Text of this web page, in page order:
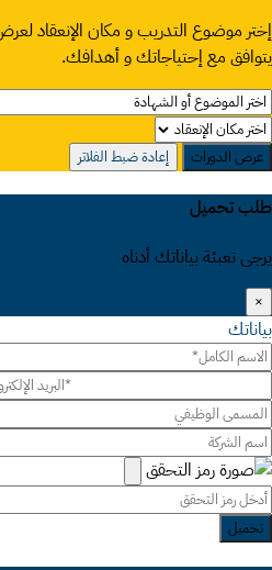
إختر موضوع التدريب و مكان الإنعقاد لعرض
يتوافق مع إحتياجاتك و أهدافك.
عرض الدورات إعادة ضبط الفلاتر
طلب تحميل
يرجى تعبئة بياناتك أدناه
×
بياناتك
تحميل